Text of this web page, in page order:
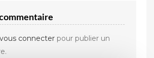
vous connecterpour publier un